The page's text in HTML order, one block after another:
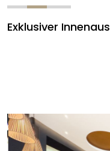
Exklusiver